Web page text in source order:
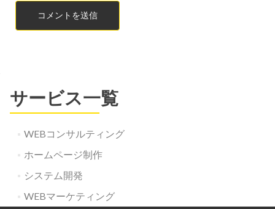
サービス一覧
WEBコンサルティング
ホームページ制作
システム開発
WEBマーケティング